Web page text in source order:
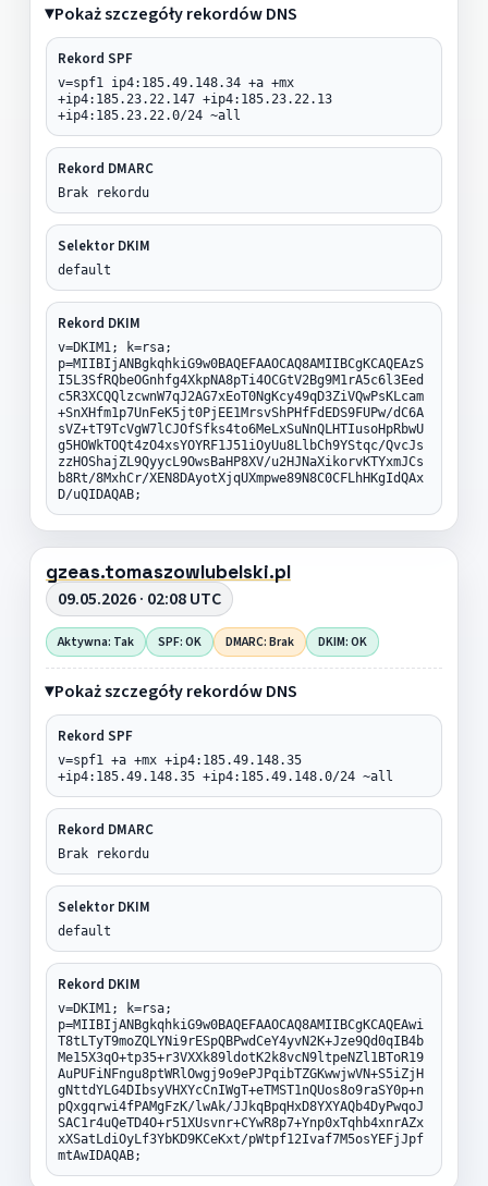
Pokaż szczegóły rekordów DNS
Rekord SPF
v=spf1 ip4:185.49.148.34 +a +mx
+ip4:185.23.22.147 +ip4:185.23.22.13
+ip4:185.23.22.0/24 ~all
Rekord DMARC
Brak rekordu
Selektor DKIM
default
Rekord DKIM
v=DKIM1; k=rsa;
p=MIIBIjANBgkqhkiG9w0BAQEFAAOCAQ8AMIIBCgKCAQEAzS
I5L3SfRQbeOGnhfg4XkpNA8pTi4OCGtV2Bg9M1rA5c6l3Eed
c5R3XCQQlzcwnW7qJ2AG7xEoT0NgKcy49qD3ZiVQwPsKLcam
+SnXHfm1p7UnFeK5jt0PjEE1MrsvShPHfFdEDS9FUPw/dC6A
sVZ+tT9TcVgW7lCJOfSfks4to6MeLxSuNnQLHTIusoHpRbwU
g5HOWkTOQt4zO4xsYOYRF1J51iOyUu8LlbCh9YStqc/QvcJs
zzHOShajZL9QyycL9OwsBaHP8XV/u2HJNaXikorvKTYxmJCs
b8Rt/8MxhCr/XEN8DAyotXjqUXmpwe89N8C0CFLhHKgIdQAx
D/uQIDAQAB;
gzeas.tomaszowlubelski.pl
09.05.2026 · 02:08 UTC
Aktywna: Tak SPF: OK DMARC: Brak DKIM: OK
Pokaż szczegóły rekordów DNS
Rekord SPF
v=spf1 +a +mx +ip4:185.49.148.35
+ip4:185.49.148.35 +ip4:185.49.148.0/24 ~all
Rekord DMARC
Brak rekordu
Selektor DKIM
default
Rekord DKIM
v=DKIM1; k=rsa;
p=MIIBIjANBgkqhkiG9w0BAQEFAAOCAQ8AMIIBCgKCAQEAwi
T8tLTyT9moZQLYNi9rESpQBPwdCeY4yvN2K+Jze9Qd0qIB4b
Me15X3qO+tp35+r3VXXk89ldotK2k8vcN9ltpeNZl1BToR19
AuPUFiNFngu8ptWRlOwgj9o9ePJPqibTZGKwwjwVN+S5iZjH
gNttdYLG4DIbsyVHXYcCnIWgT+eTMST1nQUos8o9raSY0p+n
pQxgqrwi4fPAMgFzK/lwAk/JJkqBpqHxD8YXYAQb4DyPwqoJ
SAC1r4uQeTD4O+r51XUsvnr+CYwR8p7+Ynp0xTqhb4xnrAZx
xXSatLdiOyLf3YbKD9KCeKxt/pWtpf12Ivaf7M5osYEFjJpf
mtAwIDAQAB;